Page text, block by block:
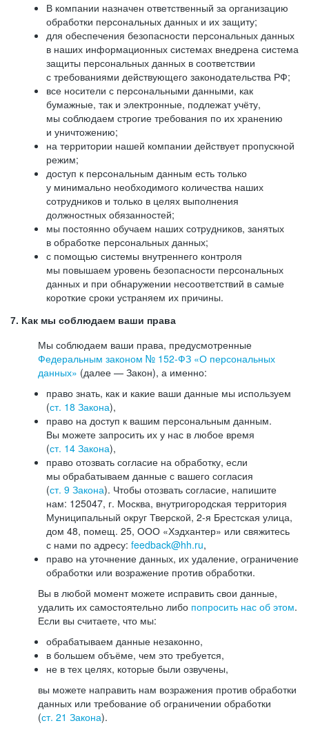
В компании назначен ответственный за организацию
обработки персональных данных и их защиту;
для обеспечения безопасности персональных данных
в наших информационных системах внедрена система
защиты персональных данных в соответствии
с требованиями действующего законодательства РФ;
все носители с персональными данными, как
бумажные, так и электронные, подлежат учёту,
мы соблюдаем строгие требования по их хранению
и уничтожению;
на территории нашей компании действует пропускной
режим;
доступ к персональным данным есть только
у минимально необходимого количества наших
сотрудников и только в целях выполнения
должностных обязанностей;
мы постоянно обучаем наших сотрудников, занятых
в обработке персональных данных;
с помощью системы внутреннего контроля
мы повышаем уровень безопасности персональных
данных и при обнаружении несоответствий в самые
короткие сроки устраняем их причины.
7. Как мы соблюдаем ваши права
Мы соблюдаем ваши права, предусмотренные
Федеральным законом № 152-ФЗ «О персональных
данных» (далее — Закон), а именно:
право знать, как и какие ваши данные мы используем
(ст. 18 Закона),
право на доступ к вашим персональным данным.
Вы можете запросить их у нас в любое время
(ст. 14 Закона),
право отозвать согласие на обработку, если
мы обрабатываем данные с вашего согласия
(ст. 9 Закона). Чтобы отозвать согласие, напишите
нам: 125047, г. Москва, внутригородская территория
Муниципальный округ Тверской, 2-я Брестская улица,
дом 48, помещ. 25, ООО «Хэдхантер» или свяжитесь
с нами по адресу: feedback@hh.ru,
право на уточнение данных, их удаление, ограничение
обработки или возражение против обработки.
Вы в любой момент можете исправить свои данные,
удалить их самостоятельно либо попросить нас об этом.
Если вы считаете, что мы:
обрабатываем данные незаконно,
в большем объёме, чем это требуется,
не в тех целях, которые были озвучены,
вы можете направить нам возражения против обработки
данных или требование об ограничении обработки
(ст. 21 Закона).